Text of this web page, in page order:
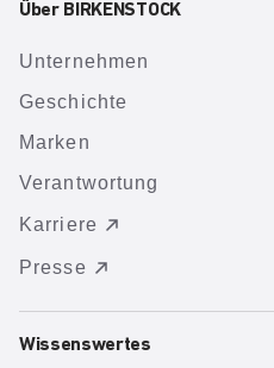
Über BIRKENSTOCK
Unternehmen
Geschichte
Marken
Verantwortung
Karriere
Presse
Wissenswertes